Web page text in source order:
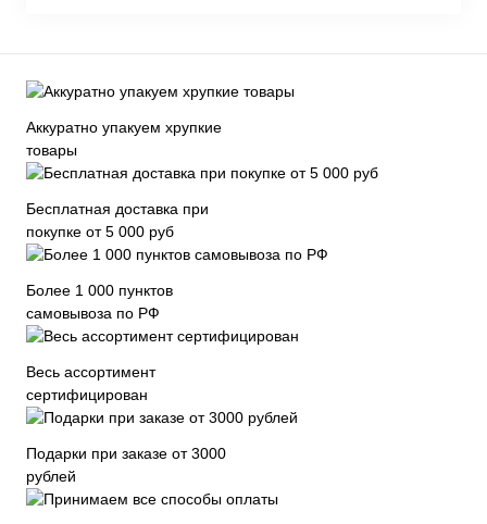
Аккуратно упакуем хрупкие
товары
Бесплатная доставка при
покупке от 5 000 руб
Более 1 000 пунктов
самовывоза по РФ
Весь ассортимент
сертифицирован
Подарки при заказе от 3000
рублей